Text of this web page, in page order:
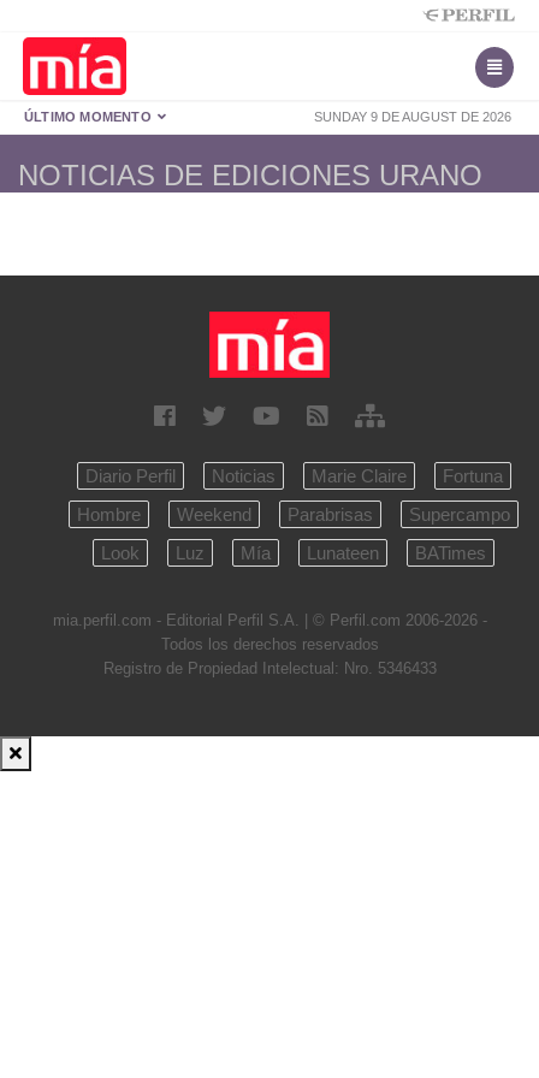
SUNDAY 9 DE AUGUST DE 2026
ÚLTIMO MOMENTO
NOTICIAS DE EDICIONES URANO
Diario Perfil Noticias Marie Claire
Fortuna
Hombre
Weekend Parabrisas
Supercampo
Look
Luz Mía Lunateen BATimes
mia.perfil.com - Editorial Perfil S.A. | © Perfil.com 2006-2026 -
Todos los derechos reservados
Registro de Propiedad Intelectual: Nro. 5346433